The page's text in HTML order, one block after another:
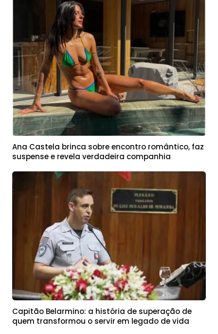
Ana Castela brinca sobre encontro romântico, faz
suspense e revela verdadeira companhia
Capitão Belarmino: a história de superação de
quem transformou o servir em legado de vida